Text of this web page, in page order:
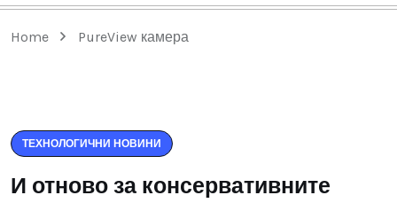
Home PureView камера
ТЕХНОЛОГИЧНИ НОВИНИ
И отново за консервативните